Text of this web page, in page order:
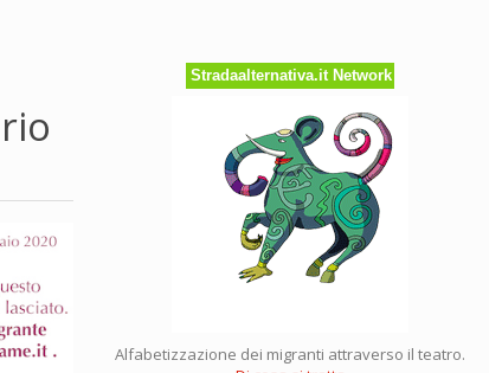
Stradaalternativa.it Network
Alfabetizzazione dei migranti attraverso il teatro.